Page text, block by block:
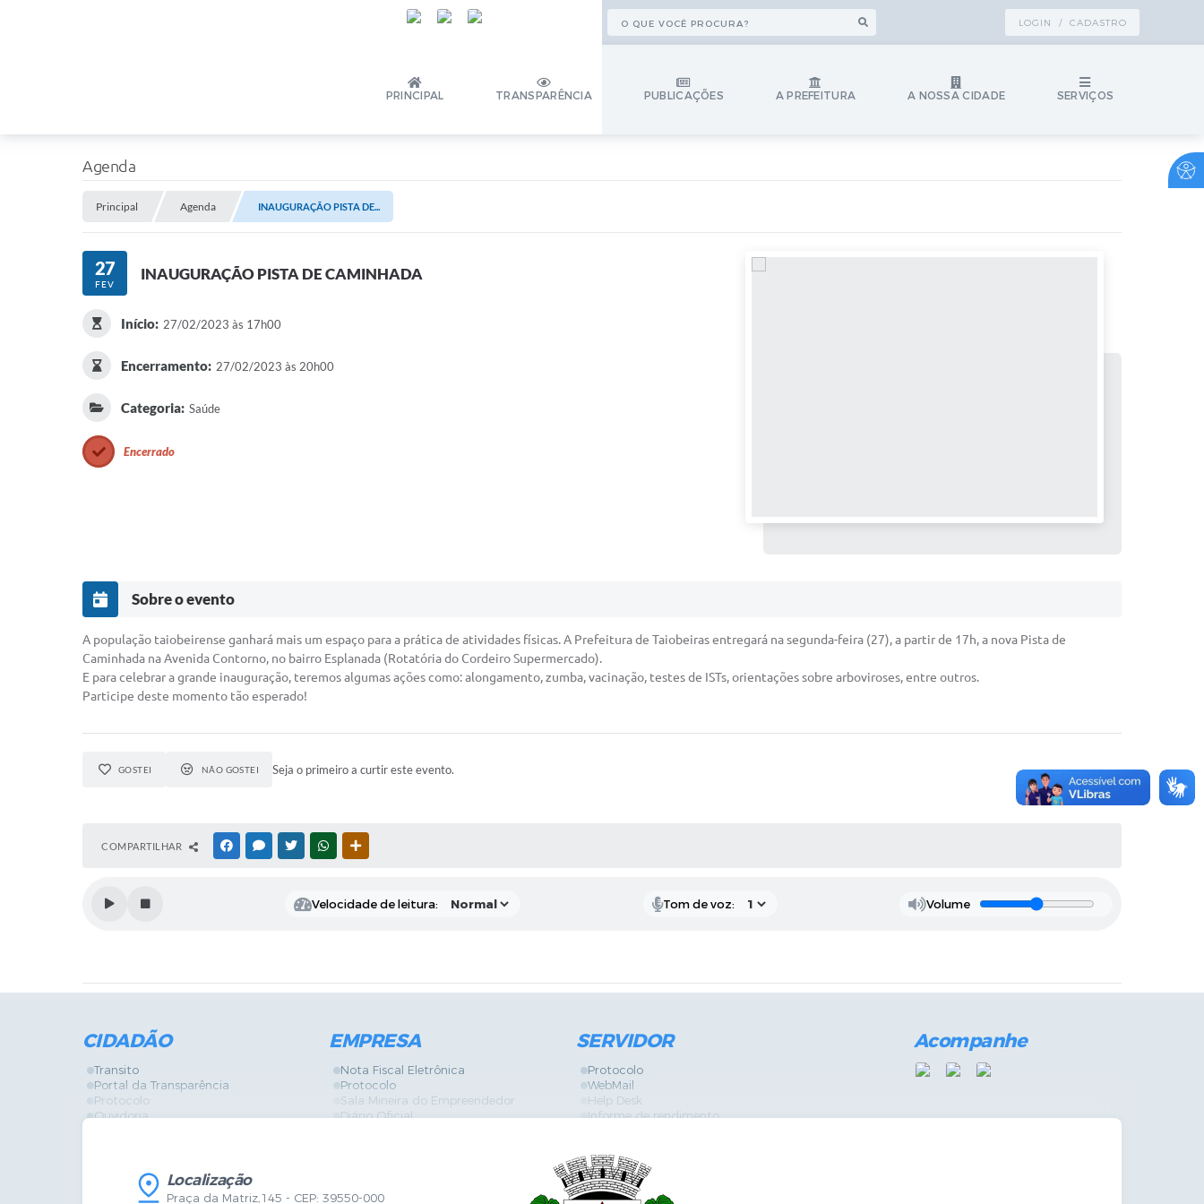
LOGIN / CADASTRO
PRINCIPAL TRANSPARÊNCIA PUBLICAÇÕES A PREFEITURA A NOSSA CIDADE SERVIÇOS
Agenda
Principal Agenda INAUGURAÇÃO PISTA DE...
27
FEV
INAUGURAÇÃO PISTA DE CAMINHADA
Início: 27/02/2023 às 17h00
Encerramento: 27/02/2023 às 20h00
Categoria: Saúde
Encerrado
Sobre o evento
A população taiobeirense ganhará mais um espaço para a prática de atividades físicas. A Prefeitura de Taiobeiras entregará na segunda-feira (27), a partir de 17h, a nova Pista de
Caminhada na Avenida Contorno, no bairro Esplanada (Rotatória do Cordeiro Supermercado).
E para celebrar a grande inauguração, teremos algumas ações como: alongamento, zumba, vacinação, testes de ISTs, orientações sobre arboviroses, entre outros.
Participe deste momento tão esperado!
GOSTEI NÃO GOSTEI Seja o primeiro a curtir este evento.
COMPARTILHAR FACEBOOKMESSENGER
TWITTERWHATSAPP
Velocidade de leitura: Tom de voz: Volume
CIDADÃO
Transito
Portal da Transparência
Protocolo
Ouvidoria
Legislação
Diário Oficial
EMPRESA
Nota Fiscal Eletrônica
Protocolo
Sala Mineira do Empreendedor
Diário Oficial
Serviços Online
SERVIDOR
Protocolo
WebMail
Help Desk
Informe de rendimento
GPI
Diário Oficial
Fale com RH
Acompanhe
Localização
Praça da Matriz,145 - CEP: 39550-000